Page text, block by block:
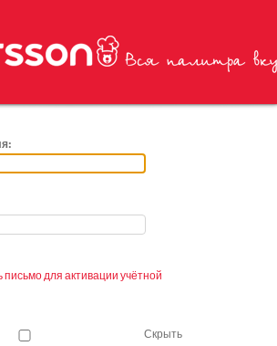
для активации учётной
Скрыть